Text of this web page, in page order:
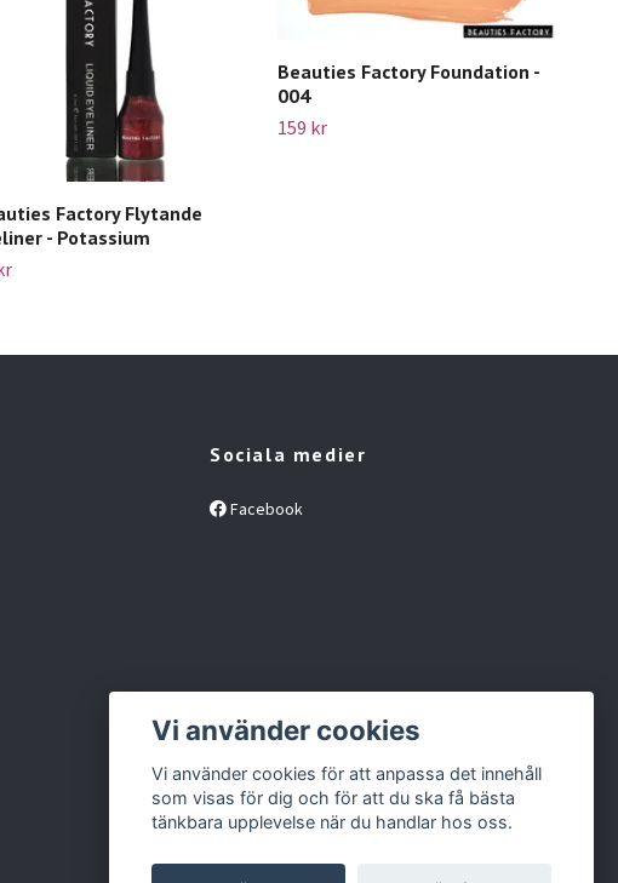
Factory Flytande
- Potassium
Beauties Factory Foundation -
004
159 kr
Sociala medier
Facebook
Vi använder cookies
Vi använder cookies för att anpassa det innehåll
som visas för dig och för att du ska få bästa
tänkbara upplevelse när du handlar hos oss.